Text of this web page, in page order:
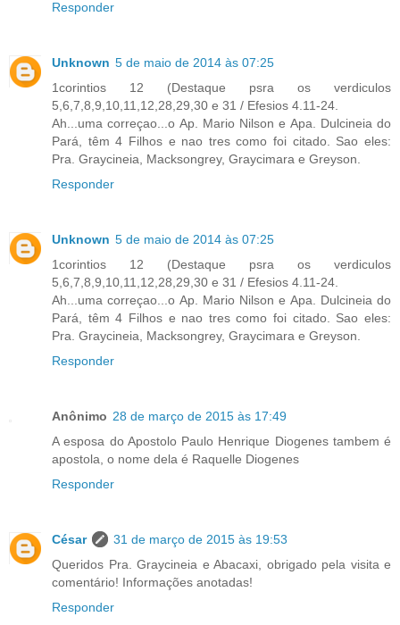
Responder
Unknown 5 de maio de 2014 às 07:25
1corintios 12 (Destaque psra os verdiculos
5,6,7,8,9,10,11,12,28,29,30 e 31 / Efesios 4.11-24.
Ah...uma correçao...o Ap. Mario Nilson e Apa. Dulcineia do
Pará, têm 4 Filhos e nao tres como foi citado. Sao eles:
Pra. Graycineia, Macksongrey, Graycimara e Greyson.
Responder
Unknown 5 de maio de 2014 às 07:25
1corintios 12 (Destaque psra os verdiculos
5,6,7,8,9,10,11,12,28,29,30 e 31 / Efesios 4.11-24.
Ah...uma correçao...o Ap. Mario Nilson e Apa. Dulcineia do
Pará, têm 4 Filhos e nao tres como foi citado. Sao eles:
Pra. Graycineia, Macksongrey, Graycimara e Greyson.
Responder
Anônimo 28 de março de 2015 às 17:49
A esposa do Apostolo Paulo Henrique Diogenes tambem é
apostola, o nome dela é Raquelle Diogenes
Responder
César
31 de março de 2015 às 19:53
Queridos Pra. Graycineia e Abacaxi, obrigado pela visita e
comentário! Informações anotadas!
Responder